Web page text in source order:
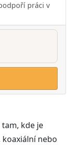
práci v
kde je
nebo